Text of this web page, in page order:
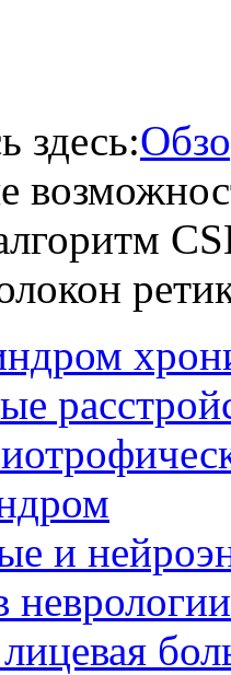
здесь:
и
неврологии